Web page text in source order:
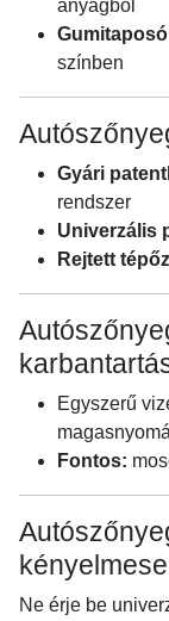
anyagból
színben
Gyári
rendszer
Univerzális
Rejtett
Egyszerű
Fontos:
Ne érje be